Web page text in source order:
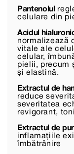
Pantenolul
celulare din
Acidul
normalizează
vitale ale
celular,
pielii, precum
și elastină.
Extractul de
reduce
severitatea
revigorant,
Extractul de
inflamațiile
îmbătrânire